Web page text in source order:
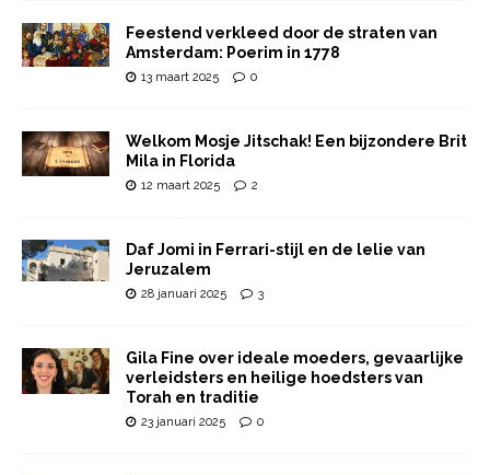
Feestend verkleed door de straten van
Amsterdam: Poerim in 1778
13 maart 2025 0
Welkom Mosje Jitschak! Een bijzondere Brit
Mila in Florida
12 maart 2025 2
Daf Jomi in Ferrari-stijl en de lelie van
Jeruzalem
28 januari 2025 3
Gila Fine over ideale moeders, gevaarlijke
verleidsters en heilige hoedsters van
Torah en traditie
23 januari 2025 0